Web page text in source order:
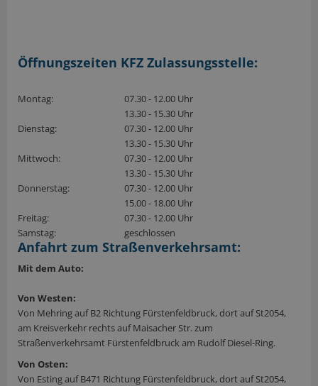
Öffnungszeiten KFZ Zulassungsstelle:
Montag:
07.30 - 12.00 Uhr
13.30 - 15.30 Uhr
Dienstag:
07.30 - 12.00 Uhr
13.30 - 15.30 Uhr
Mittwoch:
07.30 - 12.00 Uhr
13.30 - 15.30 Uhr
Donnerstag:
07.30 - 12.00 Uhr
15.00 - 18.00 Uhr
Freitag:
07.30 - 12.00 Uhr
Samstag:
geschlossen
Anfahrt zum Straßenverkehrsamt:
Mit dem Auto:
Von Westen:
Von Mehring auf B2 Richtung Fürstenfeldbruck, dort auf St2054,
am Kreisverkehr rechts auf Maisacher Str. zum
Straßenverkehrsamt Fürstenfeldbruck am Rudolf Diesel-Ring.
Von Osten:
Von Esting auf B471 Richtung Fürstenfeldbruck, dort auf St2054,